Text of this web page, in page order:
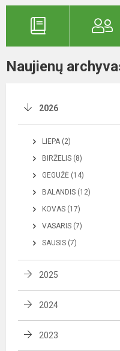
Naujienų
2026
LIEPA (2)
BIRŽELIS (8)
GEGUŽĖ (14)
BALANDIS (12)
KOVAS (17)
VASARIS (7)
SAUSIS (7)
2025
2024
2023